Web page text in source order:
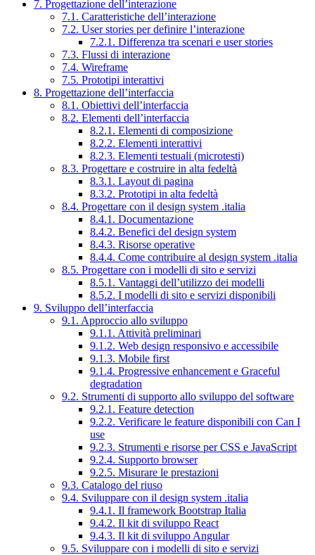
7. Progettazione dell’interazione
7.1. Caratteristiche dell’interazione
7.2. User stories per definire l’interazione
7.2.1. Differenza tra scenari e user stories
7.3. Flussi di interazione
7.4. Wireframe
7.5. Prototipi interattivi
8. Progettazione dell’interfaccia
8.1. Obiettivi dell’interfaccia
8.2. Elementi dell’interfaccia
8.2.1. Elementi di composizione
8.2.2. Elementi interattivi
8.2.3. Elementi testuali (microtesti)
8.3. Progettare e costruire in alta fedeltà
8.3.1. Layout di pagina
8.3.2. Prototipi in alta fedeltà
8.4. Progettare con il design system .italia
8.4.1. Documentazione
8.4.2. Benefici del design system
8.4.3. Risorse operative
8.4.4. Come contribuire al design system .italia
8.5. Progettare con i modelli di sito e servizi
8.5.1. Vantaggi dell’utilizzo dei modelli
8.5.2. I modelli di sito e servizi disponibili
9. Sviluppo dell’interfaccia
9.1. Approccio allo sviluppo
9.1.1. Attività preliminari
9.1.2. Web design responsivo e accessibile
9.1.3. Mobile first
9.1.4. Progressive enhancement e Graceful
degradation
9.2. Strumenti di supporto allo sviluppo del software
9.2.1. Feature detection
9.2.2. Verificare le feature disponibili con Can I
use
9.2.3. Strumenti e risorse per CSS e JavaScript
9.2.4. Supporto browser
9.2.5. Misurare le prestazioni
9.3. Catalogo del riuso
9.4. Sviluppare con il design system .italia
9.4.1. Il framework Bootstrap Italia
9.4.2. Il kit di sviluppo React
9.4.3. Il kit di sviluppo Angular
9.5. Sviluppare con i modelli di sito e servizi